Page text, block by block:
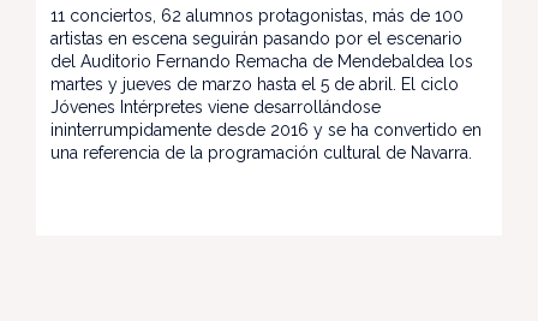
11 conciertos, 62 alumnos protagonistas, más de 100
artistas en escena seguirán pasando por el escenario
del Auditorio Fernando Remacha de Mendebaldea los
martes y jueves de marzo hasta el 5 de abril. El ciclo
Jóvenes Intérpretes viene desarrollándose
ininterrumpidamente desde 2016 y se ha convertido en
una referencia de la programación cultural de Navarra.